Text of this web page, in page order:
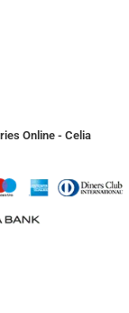
Online - Celia